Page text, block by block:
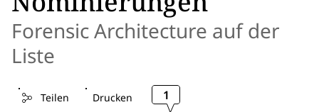
Forensic Architecture auf der
Liste
Teilen Drucken 1